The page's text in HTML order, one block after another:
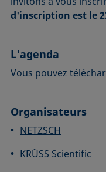
d'inscription est le
L'agenda
Vous pouvez
Organisateurs
NETZSCH
KRÜSS Scientific